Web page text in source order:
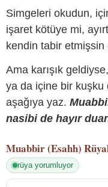
Simgeleri okudun,
işaret kötüye mi,
kendin tabir etmişsin
Ama karışık
ya da içine bir kuşku
aşağıya yaz.
nasibi de hayır
Muabbir (Esahh)
rüya yorumluyor